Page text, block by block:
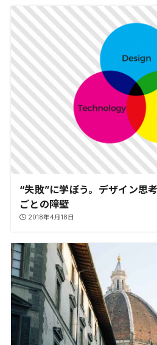
“失敗”に学ぼう。デザイン思
ごとの障壁
2018年4月18日